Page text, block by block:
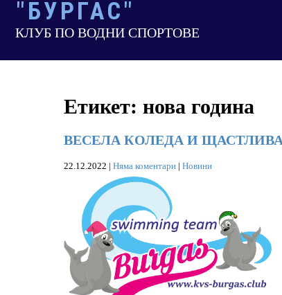
content
"БУРГАС"
КЛУБ ПО ВОДНИ СПОРТОВЕ
Етикет: нова година
ВЕСЕЛА КОЛЕДА И ЩАСТЛИВА
22.12.2022 | Няма коментари | Новини